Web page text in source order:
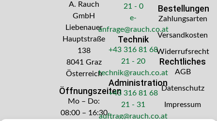
A. Rauch
GmbH
Liebenauer
Hauptstraße
138
8041 Graz
Österreich
Öffnungszeiten
Mo – Do:
08:00 – 16:30
21 - 0
e-
anfrage@rauch.co.at
Technik
+43 316 81 68
21 - 20
technik@rauch.co.at
Administration
+43 316 81 68
21 - 31
auftrag@rauch.co.at
Bestellungen
Zahlungsarten
Versandkosten
Widerrufsrecht
Rechtliches
AGB
Datenschutz
Impressum